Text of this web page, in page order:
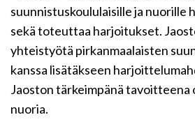
suunnistuskoululaisille ja
sekä toteuttaa harjoitukset.
yhteistyötä pirkanmaalaisten
kanssa lisätäkseen
Jaoston tärkeimpänä tavoitteena
nuoria.